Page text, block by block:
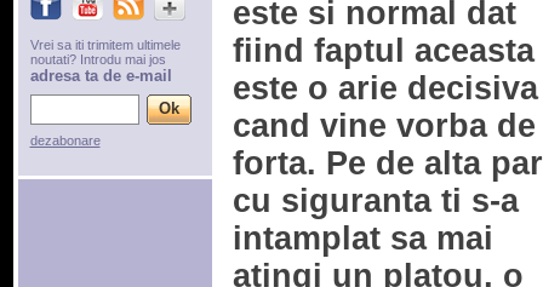
este si normal dat
fiind faptul aceasta
este o arie decisiva
cand vine vorba de
forta. Pe de alta
cu siguranta ti s-a
intamplat sa mai
atingi un platou, o
Vrei sa iti trimitem ultimele
noutati? Introdu mai jos
adresa ta de e-mail
dezabonare